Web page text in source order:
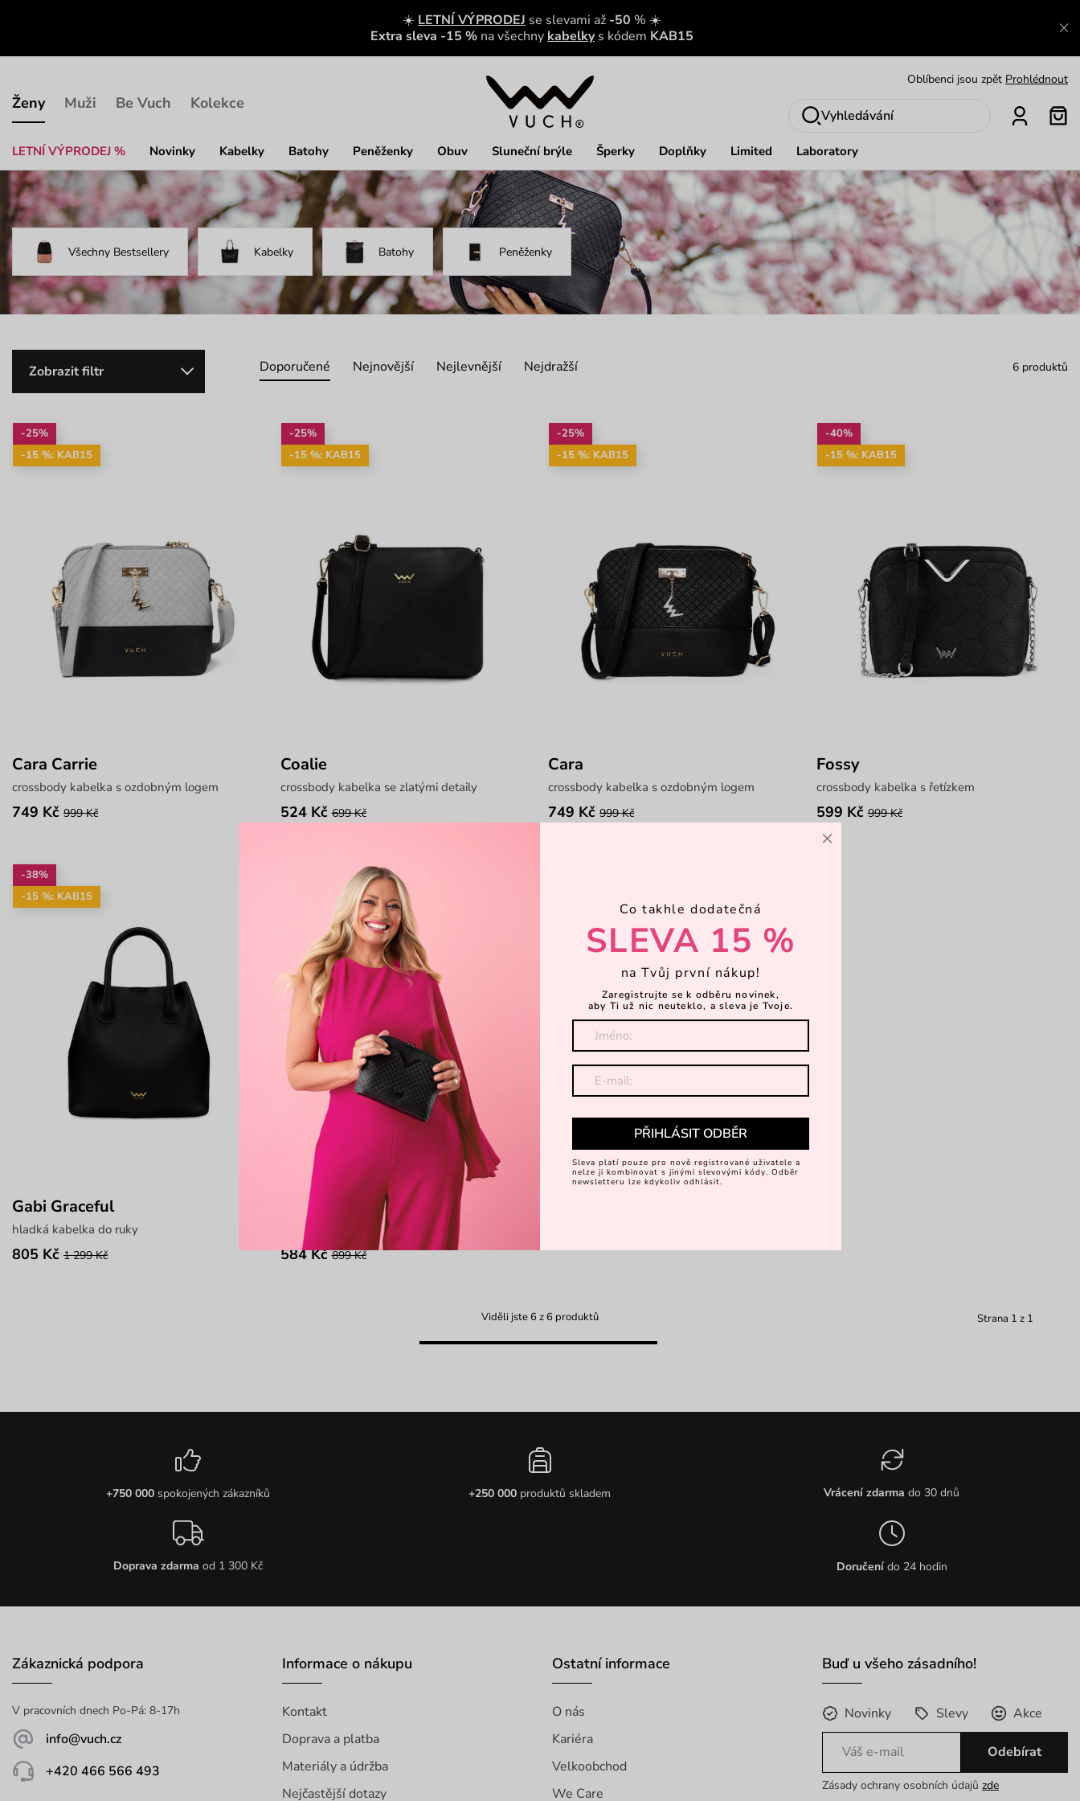
☀️ LETNÍ VÝPRODEJ se slevami až -50 % ☀️
Extra sleva -15 % na všechny kabelkys kódem KAB15
Ženy
LETNÍ VÝPRODEJ % Novinky Kabelky Batohy Peněženky Obuv Sluneční brýle Šperky Doplňky Limited Laboratory
Muži Be Vuch Kolekce
Oblíbenci jsou zpět Prohlédnout
Nech se inspirovat Ukázat
Vyhledávání
KABELKY
Všechny Bestsellery Kabelky Batohy Peněženky
Zobrazit filtr Doporučené Nejnovější Nejlevnější Nejdražší 6 produktů
-25%
-15 %: KAB15
Cara Carrie
crossbody kabelka s ozdobným logem
749 Kč 999 Kč
-25%
-15 %: KAB15
Coalie
crossbody kabelka se zlatými detaily
524 Kč 699 Kč
-25%
-15 %: KAB15
Cara
crossbody kabelka s ozdobným logem
749 Kč 999 Kč
-40%
-15 %: KAB15
Fossy
crossbody kabelka s řetízkem
599 Kč 999 Kč
-38%
-15 %: KAB15
Gabi Graceful
hladká kabelka do ruky
805 Kč 1 299 Kč
-15 %: KAB15
Fossy Mini Pink
malá crossbody kabelka s řetízkem
584 Kč 899 Kč
Viděli jste 6 z 6 produktů Strana 1 z 1
+750 000spokojených zákazníků +250 000 produktů skladem Vrácení zdarma do 30 dnů
Doprava zdarma od 1 300 Kč Doručení do 24 hodin
Zákaznická podpora
V pracovních dnech Po-Pá: 8-17h
info@vuch.cz
+420 466 566 493
Informace o nákupu
Kontakt
Doprava a platba
Materiály a údržba
Nejčastější dotazy
Ostatní informace
O nás
Kariéra
Velkoobchod
We Care
Buď u všeho zásadního!
Novinky Slevy Akce
Odebírat
Zásady ochrany osobních údajů zde
×
Co takhle dodatečná
SLEVA 15 %
na Tvůj první nákup!
Zaregistrujte se k odběru novinek,
aby Ti už nic neuteklo, a sleva je Tvoje.
PŘIHLÁSIT ODBĚR
Sleva platí pouze pro nově registrované uživatele a
nelze ji kombinovat s jinými slevovými kódy. Odběr
newsletteru lze kdykoliv odhlásit.